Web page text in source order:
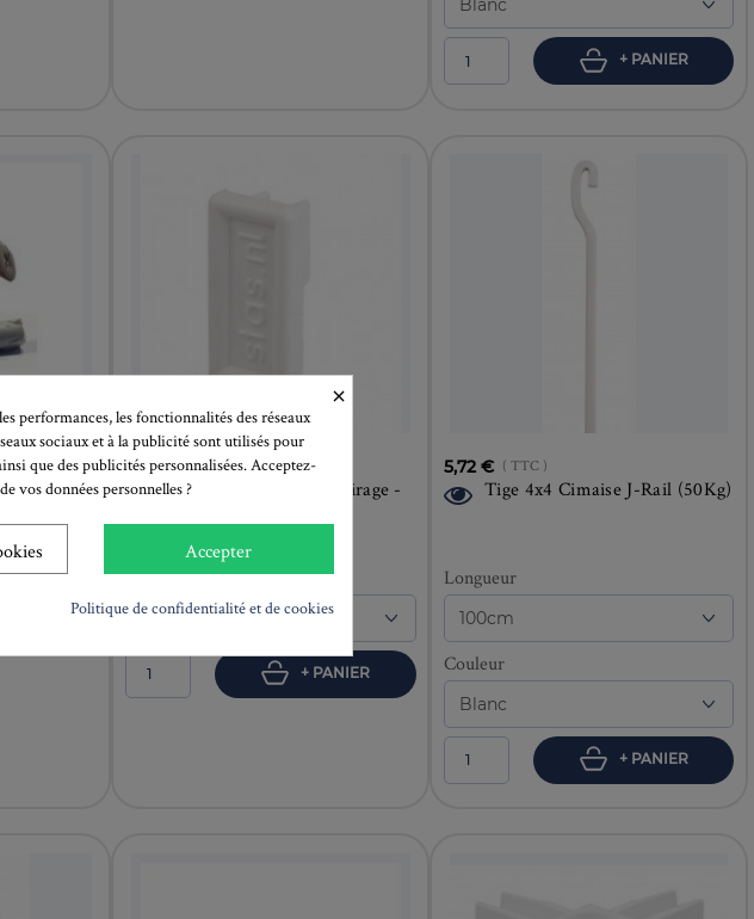
+ PANIER
0,94 € ( TTC )
Cimaises Multirail Eclairage -
Embout d'arret
Couleur
+ PANIER
5,72 € ( TTC )
Tige 4x4 Cimaise J-Rail (50Kg)
Longueur
Couleur
+ PANIER
×
performances, les fonctionnalités des réseaux
sociaux et à la publicité sont utilisés pour
que des publicités personnalisées. Acceptez-
vos données personnelles ?
Accepter
Politique de confidentialité et de cookies